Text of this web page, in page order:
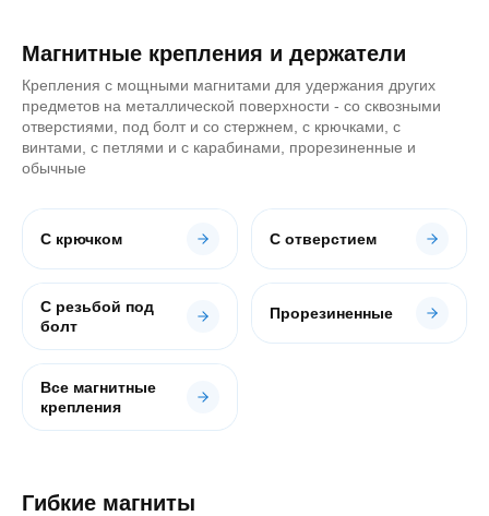
Магнитные крепления и держатели
Крепления с мощными магнитами для удержания других
предметов на металлической поверхности - со сквозными
отверстиями, под болт и со стержнем, с крючками, с
винтами, с петлями и с карабинами, прорезиненные и
обычные
С крючком С отверстием
С резьбой под
болт
Прорезиненные
Все магнитные
крепления
Гибкие магниты